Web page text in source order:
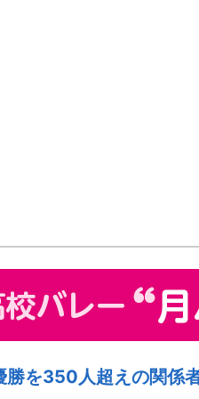
勝を350人超えの関係